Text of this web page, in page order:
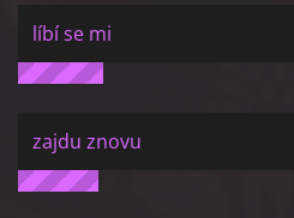
líbí se mi
zajdu znovu